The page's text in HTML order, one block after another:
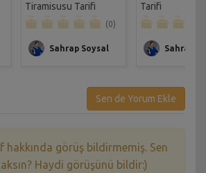
Tiramisusu Tarifi
(0)
Sahrap Soysal
Tarifi
Sahrap
Sen de Yorum Ekle
hakkında görüş bildirmemiş. Sen
Haydi görüşünü bildir:)